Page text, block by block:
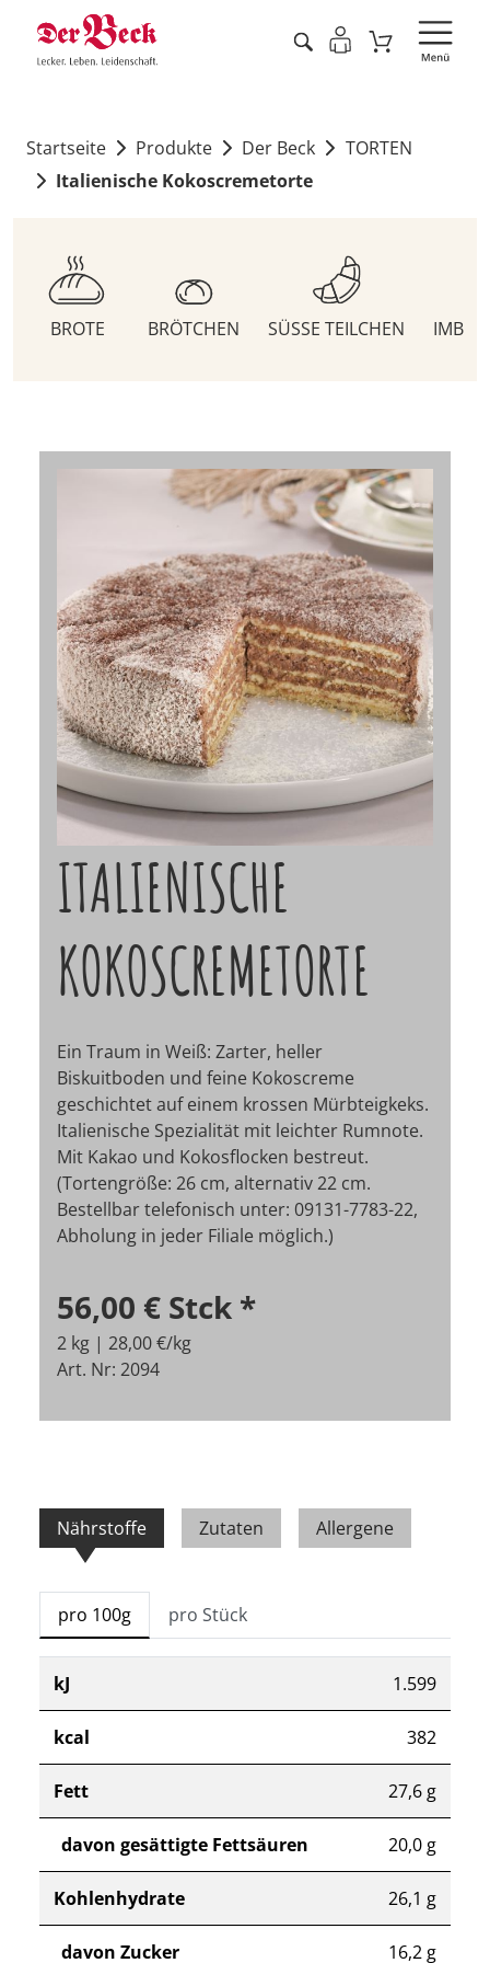
Startseite Produkte Der Beck
TORTEN
Italienische Kokoscremetorte
BROTE BRÖTCHEN SÜSSE TEILCHEN
ITALIENISCHE
KOKOSCREMETORTE
Ein Traum in Weiß: Zarter, heller
Biskuitboden und feine Kokoscreme
geschichtet auf einem krossen Mürbteigkeks.
Italienische Spezialität mit leichter Rumnote.
Mit Kakao und Kokosflocken bestreut.
(Tortengröße: 26 cm, alternativ 22 cm.
Bestellbar telefonisch unter: 09131-7783-22,
Abholung in jeder Filiale möglich.)
56,00 € Stck *
2 kg | 28,00 €/kg
Art. Nr: 2094
Nährstoffe Zutaten Allergene
pro 100g pro Stück
kJ 1.599
kcal 382
Fett 27,6 g
davon gesättigte Fettsäuren 20,0 g
Kohlenhydrate 26,1 g
davon Zucker 16,2 g